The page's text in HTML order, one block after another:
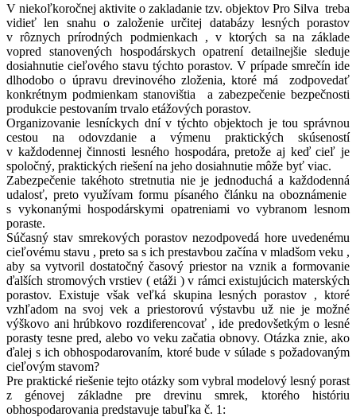
V niekoľkoročnej aktivite o zakladanie tzv. objektov Pro Silva treba
vidieť len snahu o založenie určitej databázy lesných porastov
v rôznych prírodných podmienkach , v ktorých sa na základe
vopred stanovených hospodárskych opatrení detailnejšie sleduje
dosiahnutie cieľového stavu týchto porastov. V prípade smrečín ide
dlhodobo o úpravu drevinového zloženia, ktoré má
zodpovedať
konkrétnym podmienkam stanovištia
a zabezpečenie bezpečnosti
produkcie pestovaním trvalo etážových porastov.
Organizovanie lesníckych dní v týchto objektoch je tou správnou
cestou na odovzdanie a výmenu praktických skúseností
v každodennej činnosti lesného hospodára, pretože aj keď cieľ je
spoločný, praktických riešení na jeho dosiahnutie môže byť viac.
Zabezpečenie takéhoto stretnutia nie je jednoduchá a každodenná
udalosť, preto využívam formu písaného článku na oboznámenie
s vykonanými hospodárskymi opatreniami vo vybranom lesnom
poraste.
Súčasný stav smrekových porastov nezodpovedá hore uvedenému
cieľovému stavu , preto sa s ich prestavbou začína v mladšom veku ,
aby sa vytvoril dostatočný časový priestor na vznik a formovanie
ďalších stromových vrstiev ( etáži )v rámci existujúcich materských
porastov. Existuje však veľká skupina lesných porastov , ktoré
vzhľadom na svoj vek a priestorovú výstavbu už nie je možné
výškovo ani hrúbkovo rozdiferencovať , ide predovšetkým o lesné
porasty tesne pred, alebo vo veku začatia obnovy. Otázka znie, ako
ďalej s ich obhospodarovaním, ktoré bude v súlade s požadovaným
cieľovým stavom?
Pre praktické riešenie tejto otázky som vybral modelový lesný porast
z génovej základne pre drevinu smrek, ktorého históriu
obhospodarovania predstavuje tabuľka č. 1: